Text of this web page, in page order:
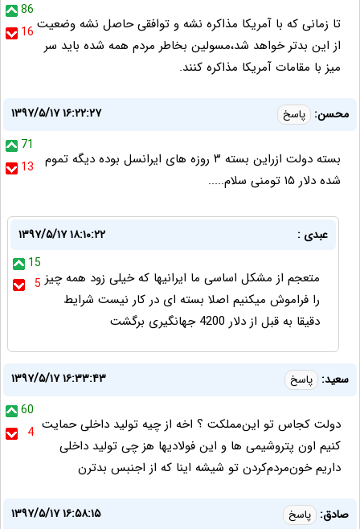
86
16 تا زمانی که با آمریکا مذاکره نشه و توافقی حاصل نشه وضعیت
از این بدتر خواهد شد،مسولین بخاطر مردم همه شده باید سر
میز با مقامات آمریکا مذاکره کنند.
محسن: پاسخ
۱۳۹۷/۵/۱۷ ۱۶:۲۲:۲۷
71
13
بسته دولت ازراین بسته ۳ روزه های ایرانسل بوده دیگه تموم
شده دلار ۱۵ تومنی سلام.....
عبدی :
۱۳۹۷/۵/۱۷ ۱۸:۱۰:۲۲
15
5 متعجم از مشکل اساسی ما ایرانیها که خیلی زود همه چیز
را فراموش میکنیم اصلا بسته ای در کار نیست شرایط
دقیقا به قبل از دلار 4200 جهانگیری برگشت
سعید: پاسخ
۱۳۹۷/۵/۱۷ ۱۶:۳۳:۴۳
60
4 دولت کجاس تو این‌مملکت ؟ اخه از چیه تولید داخلی حمایت
کنیم اون پتروشیمی ها و این فولادیها هز چی تولید‌ داخلی
داریم خون‌مردم‌کردن تو شیشه اینا که از اجنبس بدترن
صادق: پاسخ ۱۳۹۷/۵/۱۷ ۱۶:۵۸:۱۵